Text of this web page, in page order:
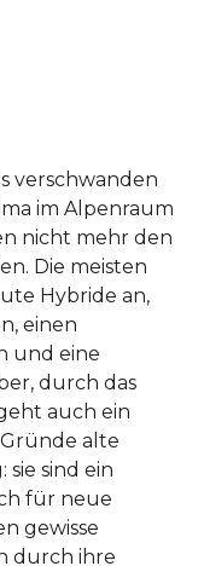
verschwanden
im Alpenraum
nicht mehr den
Die meisten
Hybride an,
einen
und eine
durch das
auch ein
alte
sind ein
für neue
gewisse
durch ihre